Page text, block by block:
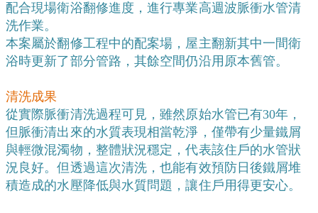
配合現場衛浴翻修進度，進行專業高週波脈衝水管清
洗作業。
本案屬於翻修工程中的配案場，屋主翻新其中一間衛
浴時更新了部分管路，其餘空間仍沿用原本舊管。
清洗成果
從實際脈衝清洗過程可見，雖然原始水管已有30年，
但脈衝清出來的水質表現相當乾淨，僅帶有少量鐵屑
與輕微混濁物，整體狀況穩定，代表該住戶的水管狀
況良好。但透過這次清洗，也能有效預防日後鐵屑堆
積造成的水壓降低與水質問題，讓住戶用得更安心。